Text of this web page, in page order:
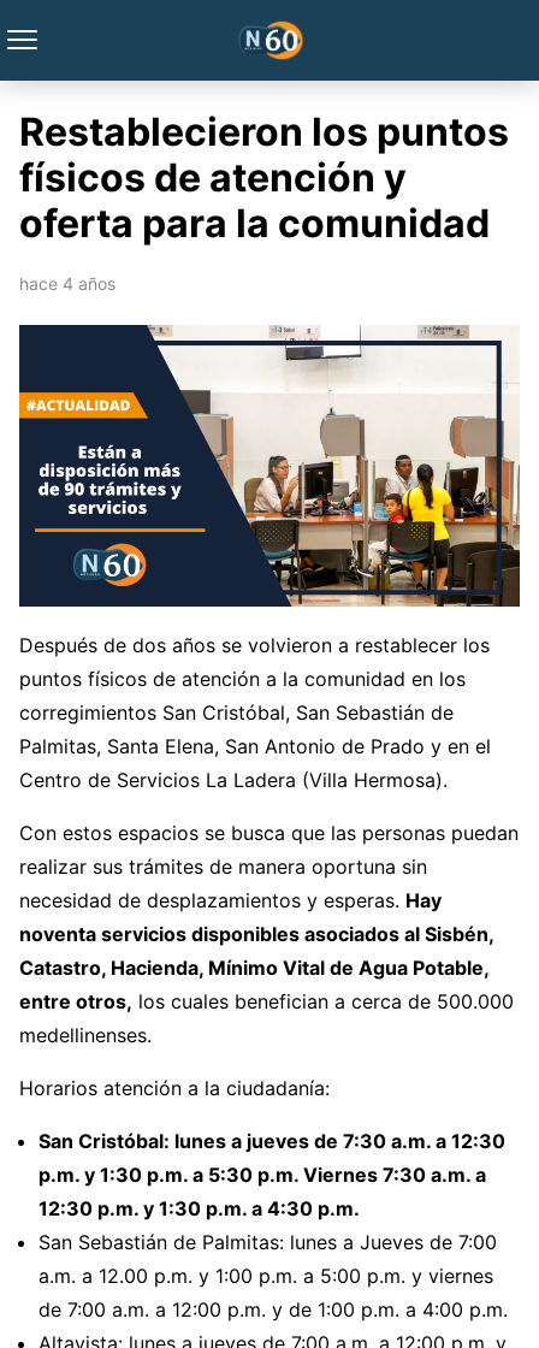
Restablecieron los puntos
físicos de atención y
oferta para la comunidad
hace 4 años
Después de dos años se volvieron a restablecer los
puntos físicos de atención a la comunidad en los
corregimientos San Cristóbal, San Sebastián de
Palmitas, Santa Elena, San Antonio de Prado y en el
Centro de Servicios La Ladera (Villa Hermosa).
Con estos espacios se busca que las personas puedan
realizar sus trámites de manera oportuna sin
necesidad de desplazamientos y esperas. Hay
noventa servicios disponibles asociados al Sisbén,
Catastro, Hacienda, Mínimo Vital de Agua Potable,
entre otros, los cuales benefician a cerca de 500.000
medellinenses.
Horarios atención a la ciudadanía:
San Cristóbal: lunes a jueves de 7:30 a.m. a 12:30
p.m. y 1:30 p.m. a 5:30 p.m. Viernes 7:30 a.m. a
12:30 p.m. y 1:30 p.m. a 4:30 p.m.
San Sebastián de Palmitas: lunes a Jueves de 7:00
a.m. a 12.00 p.m. y 1:00 p.m. a 5:00 p.m. y viernes
de 7:00 a.m. a 12:00 p.m. y de 1:00 p.m. a 4:00 p.m.